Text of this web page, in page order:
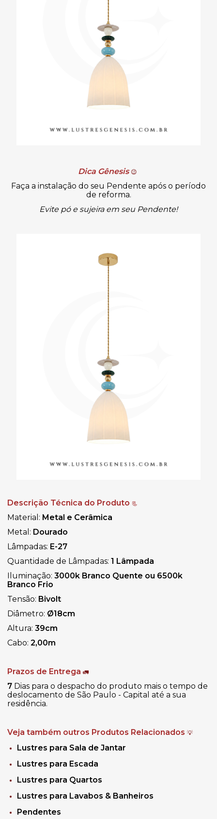
Dica Gênesis 😉
Faça a instalação do seu Pendente após o período
de reforma.
Evite pó e sujeira em seu Pendente!
Descrição Técnica do Produto 📃
Material : Metal e Cerâmica
Metal: Dourado
Lâmpadas: E-27
Quantidade de Lâmpadas: 1 Lâmpada
Iluminação: 3000k Branco Quente ou 6500k
Branco Frio
Tensão: Bivolt
Diâmetro: Ø18cm
Altura: 39cm
Cabo: 2,00m
Prazos de Entrega 🚛
7 Dias para o despacho do produto mais o tempo de
deslocamento de São Paulo - Capital até a sua
residência.
Veja também outros Produtos Relacionados 💡
Lustres para Sala de Jantar
Lustres para Escada
Lustres para Quartos
Lustres para Lavabos & Banheiros
Pendentes